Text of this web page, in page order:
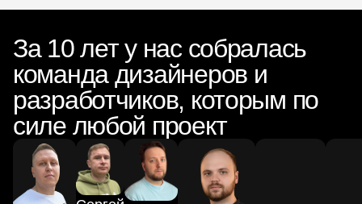
За 10 лет у нас собралась
команда дизайнеров и
разработчиков, которым по
силе любой проект